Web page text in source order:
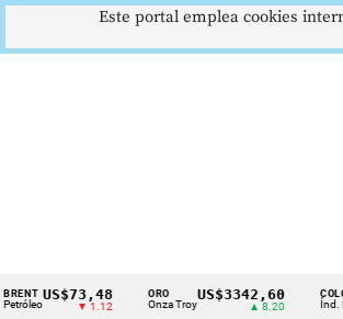
Cintillo
US$73,48
▼ 1.12
ORO
Onza Troy
US$3342,60 COLCAP
Índ. Bursátil
Este portal emplea cookies